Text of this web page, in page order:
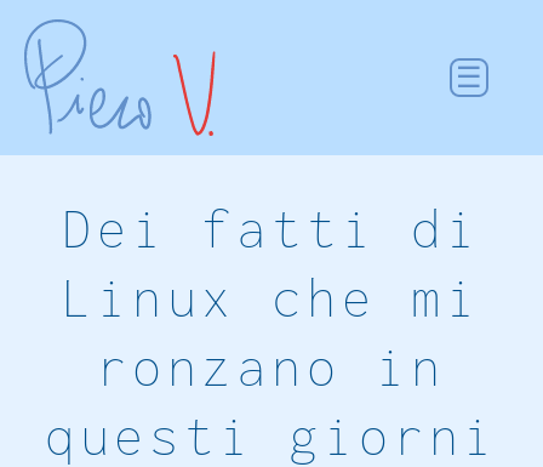
Dei fatti di
Linux che mi
ronzano in
questi giorni